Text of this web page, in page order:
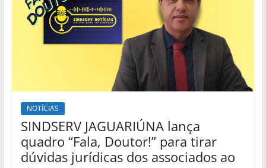
NOTÍCIAS
SINDSERV JAGUARIÚNA lança
quadro “Fala, Doutor!” para tirar
dúvidas jurídicas dos associados ao